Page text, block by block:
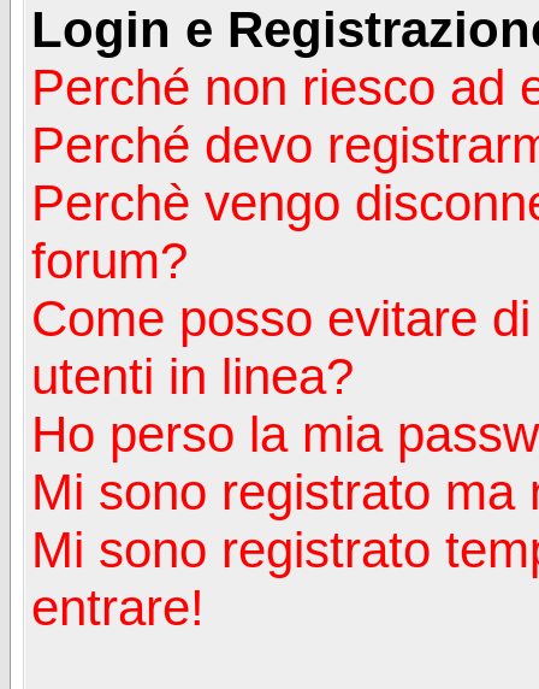
Login e
Perché non riesco ad
Perché devo
Perchè vengo
forum?
Come posso evitare
utenti in linea?
Ho perso la mia
Mi sono registrato ma
Mi sono registrato
entrare!